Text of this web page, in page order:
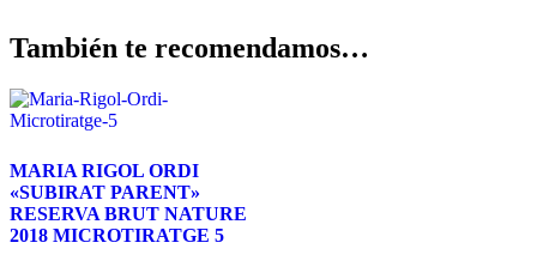
También te recomendamos…
MARIA RIGOL ORDI
«SUBIRAT PARENT»
RESERVA BRUT NATURE
2018 MICROTIRATGE 5